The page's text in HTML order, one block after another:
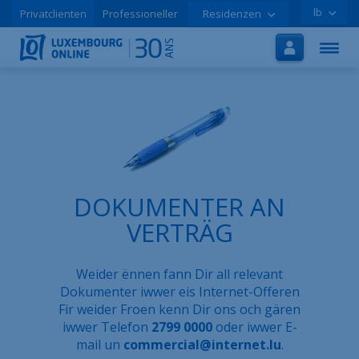
Startsäit
Handy
Promoen
Online-Aschreiwung
Hëllef
LOLCLOUD
Broschür
Privatclienten Professioneller Residenzen lb
DOKUMENTER AN
VERTRÄG
Weider ënnen fann Dir all relevant
Dokumenter iwwer eis Internet-Offeren
Fir weider Froen kenn Dir ons och gären
iwwer Telefon 2799 0000oder iwwer E-
mail un commercial@internet.lu.